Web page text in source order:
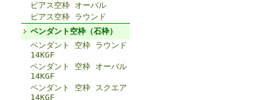
ピアス空枠 オーバル
ピアス空枠 ラウンド
ペンダント空枠（石枠）
ペンダント 空枠 ラウンド
14KGF
ペンダント 空枠 オーバル
14KGF
ペンダント 空枠 スクエア
14KGF